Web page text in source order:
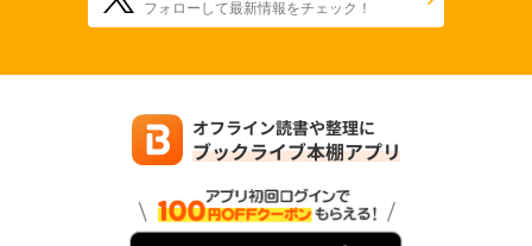
フォローして最新情報をチェック！